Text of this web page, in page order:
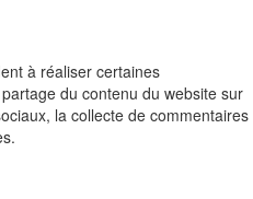
à réaliser certaines
du contenu du website sur
la collecte de commentaires